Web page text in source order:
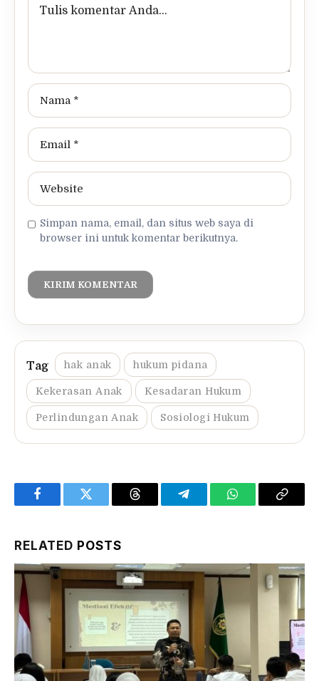
Simpan nama, email, dan situs web saya di
browser ini untuk komentar berikutnya.
hak anak hukum pidana
Kekerasan Anak Kesadaran Hukum
Perlindungan Anak Sosiologi Hukum
FacebookTwitter Threads TelegramWhatsAppCopy
RELATED POSTS